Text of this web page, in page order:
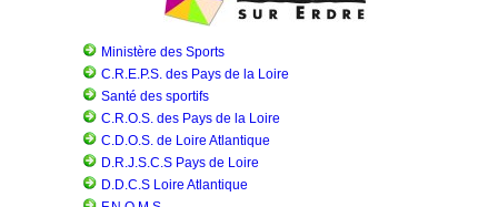
Ministère des Sports
C.R.E.P.S. des Pays de la Loire
Santé des sportifs
C.R.O.S. des Pays de la Loire
C.D.O.S. de Loire Atlantique
D.R.J.S.C.S Pays de Loire
D.D.C.S Loire Atlantique